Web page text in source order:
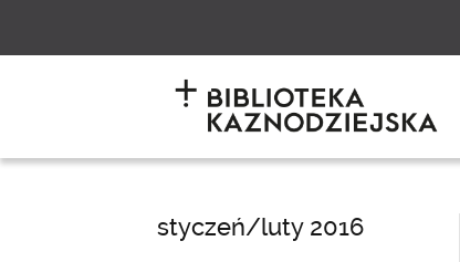
styczeń/luty 2016